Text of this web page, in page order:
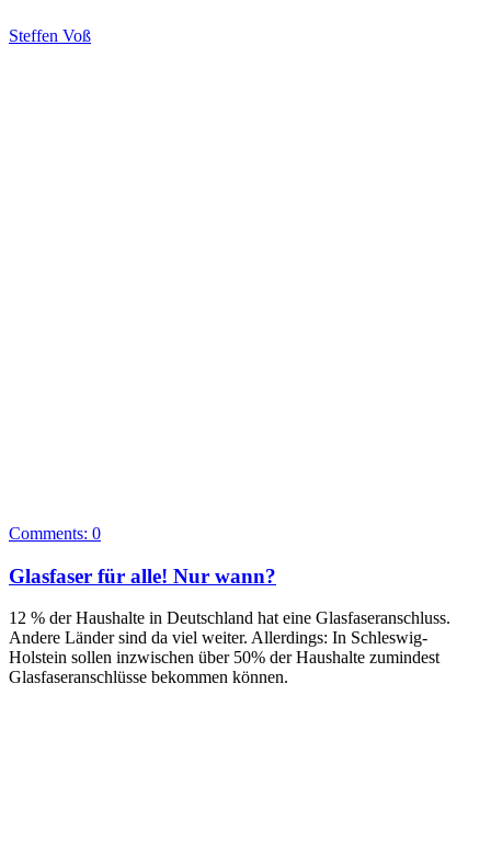
Steffen Voß
Comments: 0
Glasfaser für alle! Nur wann?
12 % der Haushalte in Deutschland hat eine Glasfaseranschluss.
Andere Länder sind da viel weiter. Allerdings: In Schleswig-
Holstein sollen inzwischen über 50% der Haushalte zumindest
Glasfaseranschlüsse bekommen können.